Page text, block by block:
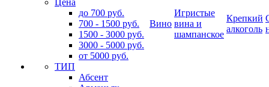
Цена
до 700 руб.
700 - 1500 руб.
1500 - 3000 руб.
3000 - 5000 руб.
от 5000 руб.
ТИП
Абсент
Вино
Игристые
вина и
шампанское
Крепкий
алкоголь